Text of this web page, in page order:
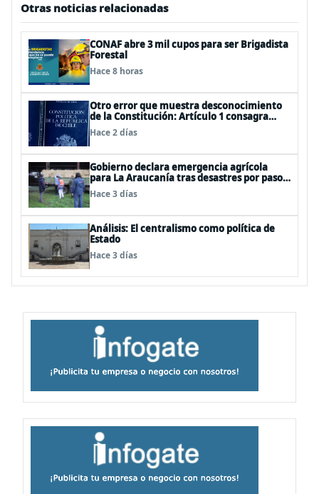
Otras noticias relacionadas
CONAF abre 3 mil cupos para ser Brigadista
Forestal
Hace 8 horas
Otro error que muestra desconocimiento
de la Constitución: Artículo 1 consagra
resguardar la seguridad nacional y
proteger a los ciudadanos
Hace 2 días
Gobierno declara emergencia agrícola
para La Araucanía tras desastres por pasos
de sistemas frontales
Hace 3 días
Análisis: El centralismo como política de
Estado
Hace 3 días